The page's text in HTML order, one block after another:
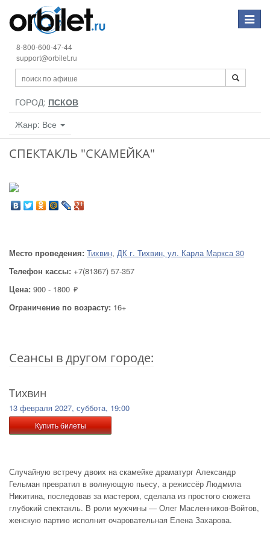
Toggle
8-800-600-47-44
support@orbilet.ru
ГОРОД: ПСКОВ
Жанр: Все
СПЕКТАКЛЬ "СКАМЕЙКА"
Место проведения: Тихвин, ДК г. Тихвин, ул. Карла Маркса 30
Телефон кассы: +7(81367) 57-357
Цена: 900 - 1800 руб.
Ограничение по возрасту: 16+
Cеансы в другом городе:
Тихвин
13 февраля 2027, суббота, 19:00
Купить билеты
Случайную встречу двоих на скамейке драматург Александр
Гельман превратил в волнующую пьесу, а режиссёр Людмила
Никитина, последовав за мастером, сделала из простого сюжета
глубокий спектакль. В роли мужчины — Олег Масленников-Войтов,
женскую партию исполнит очаровательная Елена Захарова.